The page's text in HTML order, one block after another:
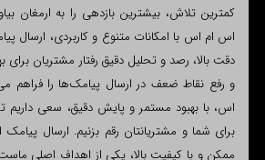
کمترین تلاش، بیشترین بازدهی را به ارمغان
اس ام اس با امکانات متنوع و کاربردی، ارسال
دقت بالا، رصد و تحلیل دقیق رفتار مشتریان
و رفع نقاط ضعف در ارسال پیامک‌ها را فراهم
اس، با بهبود مستمر و پایش دقیق، سعی داریم
برای شما و مشتریانتان رقم بزنیم. ارسال پیامک
ممکن و با کیفیت بالا، یکی از اهداف اصلی